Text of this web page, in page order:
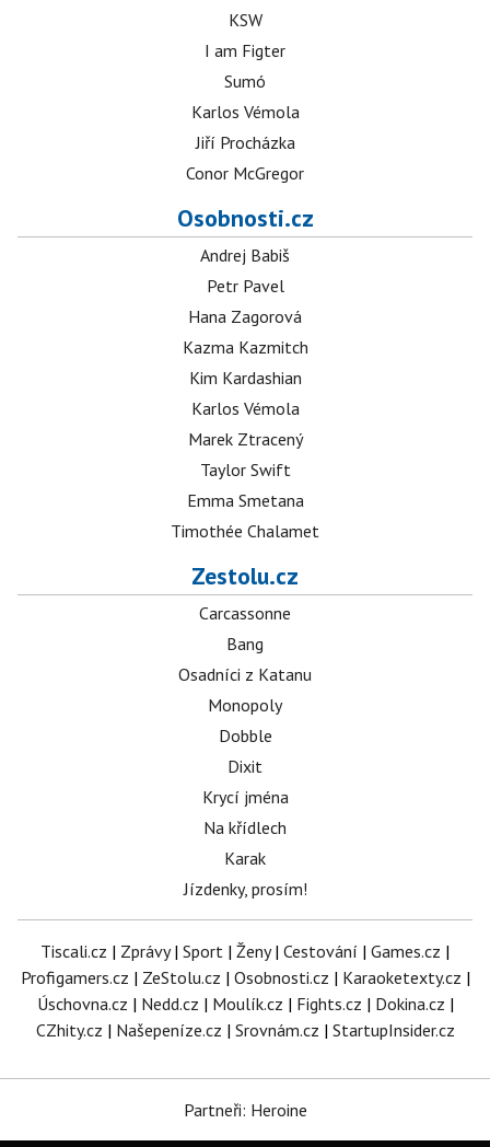
KSW
I am Figter
Sumó
Karlos Vémola
Jiří Procházka
Conor McGregor
Osobnosti.cz
Andrej Babiš
Petr Pavel
Hana Zagorová
Kazma Kazmitch
Kim Kardashian
Karlos Vémola
Marek Ztracený
Taylor Swift
Emma Smetana
Timothée Chalamet
Zestolu.cz
Carcassonne
Bang
Osadníci z Katanu
Monopoly
Dobble
Dixit
Krycí jména
Na křídlech
Karak
Jízdenky, prosím!
Tiscali.cz | Zprávy| Sport | Ženy| Cestování | Games.cz |
Profigamers.cz | ZeStolu.cz | Osobnosti.cz | Karaoketexty.cz |
Úschovna.cz | Nedd.cz | Moulík.cz | Fights.cz | Dokina.cz |
CZhity.cz | Našepeníze.cz | Srovnám.cz | StartupInsider.cz
Partneři: Heroine